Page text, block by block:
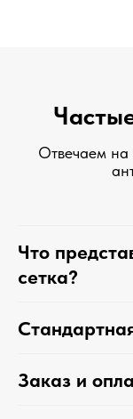
Отвечаем на
Что
сетка?
Заказ и